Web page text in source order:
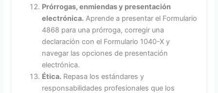
Prórrogas, enmiendas y presentación
electrónica. Aprende a presentar el Formulario
4868 para una prórroga, corregir una
declaración con el Formulario 1040-X y
navegar las opciones de presentación
electrónica.
Ética. Repasa los estándares y
responsabilidades profesionales que los